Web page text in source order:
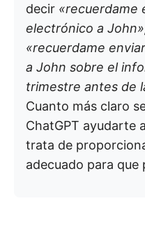
decir «recuerdame
electrónico a
«recuerdame
a John sobre el
trimestre antes de
Cuanto más claro
ChatGPT ayudarte
trata de
adecuado para que